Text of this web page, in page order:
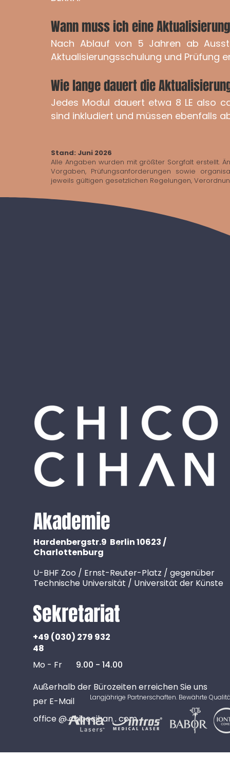
Wann muss ich eine
Nach Ablauf von 5 Jahren ab
Aktualisierungsschulung und Prüfung
Wie lange dauert die
Jedes Modul dauert etwa 8 LE also
sind inkludiert und müssen ebenfalls
Stand: Juni 2026
Alle Angaben wurden mit größter Sorgfalt erstellt.
Vorgaben, Prüfungsanforderungen sowie
jeweils gültigen gesetzlichen Regelungen,
Akademie
Hardenbergstr.9 Berlin 10623 /
Charlottenburg
U-BHF Zoo / Ernst-Reuter-Platz / gegenüber
Technische Universität / Universität der Künste
Sekretariat
+49 (030) 279 932
48
9.00 - 14.00
Mo - Fr
Außerhalb der Bürozeiten erreichen Sie uns
per E-Mail
office @ chicocihan . com
Langjährige Partnerschaften. Bewährte